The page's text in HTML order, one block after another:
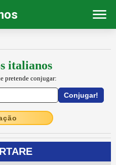
italianos
pretende conjugar: